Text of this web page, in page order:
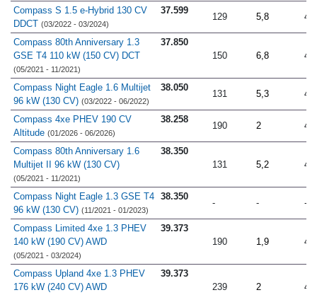
Compass S 1.5 e-Hybrid 130 CV
DDCT (03/2022 - 03/2024)
37.599
129 5,8
Compass 80th Anniversary 1.3
GSE T4 110 kW (150 CV) DCT
(05/2021 - 11/2021)
37.850
150
6,8
Compass Night Eagle 1.6 Multijet
96 kW (130 CV) (03/2022 - 06/2022)
38.050
131 5,3
Compass 4xe PHEV 190 CV
Altitude (01/2026 - 06/2026)
38.258
190 2
Compass 80th Anniversary 1.6
Multijet II 96 kW (130 CV)
(05/2021 - 11/2021)
38.350
131
5,2
Compass Night Eagle 1.3 GSE T4
96 kW (130 CV) (11/2021 - 01/2023)
38.350
- - -
Compass Limited 4xe 1.3 PHEV
140 kW (190 CV) AWD
(05/2021 - 03/2024)
39.373
190
1,9
Compass Upland 4xe 1.3 PHEV
176 kW (240 CV) AWD
39.373
239
2